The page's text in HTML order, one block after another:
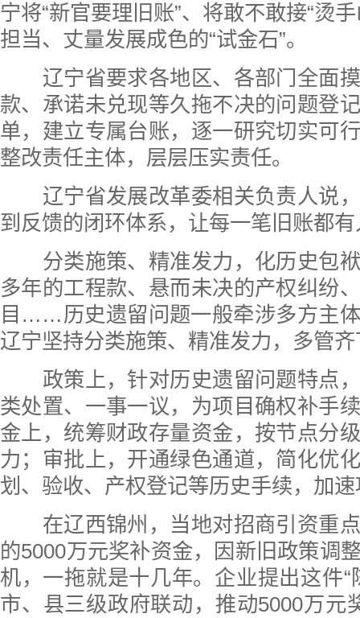
宁将“新官要理旧账”、将敢不敢接“烫
担当、丈量发展成色的“试金石”。
辽宁省要求各地区、各部门全面摸
款、承诺未兑现等久拖不决的问题登
单，建立专属台账，逐一研究切实可
整改责任主体，层层压实责任。
辽宁省发展改革委相关负责人说，
到反馈的闭环体系，让每一笔旧账都
分类施策、精准发力，化历史包袱
多年的工程款、悬而未决的产权纠纷
目……历史遗留问题一般牵涉多方主
辽宁坚持分类施策、精准发力，多管齐
政策上，针对历史遗留问题特点，
类处置、一事一议，为项目确权补手
金上，统筹财政存量资金，按节点分
力；审批上，开通绿色通道，简化优
划、验收、产权登记等历史手续，加
在辽西锦州，当地对招商引资重点
的5000万元奖补资金，因新旧政策调
机，一拖就是十几年。企业提出这件“
市、县三级政府联动，推动5000万元